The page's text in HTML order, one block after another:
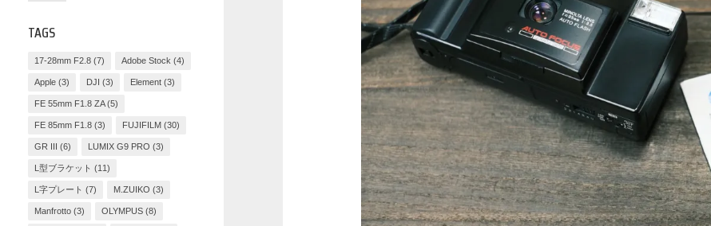
TAGS
17-28mm F2.8 (7) Adobe Stock (4)
Apple (3) DJI (3) Element (3)
FE 55mm F1.8 ZA(5)
FE 85mm F1.8 (3) FUJIFILM (30)
GR III (6) LUMIX G9 PRO (3)
L型ブラケット (11)
L字プレート (7) M.ZUIKO (3)
Manfrotto (3) OLYMPUS (8)